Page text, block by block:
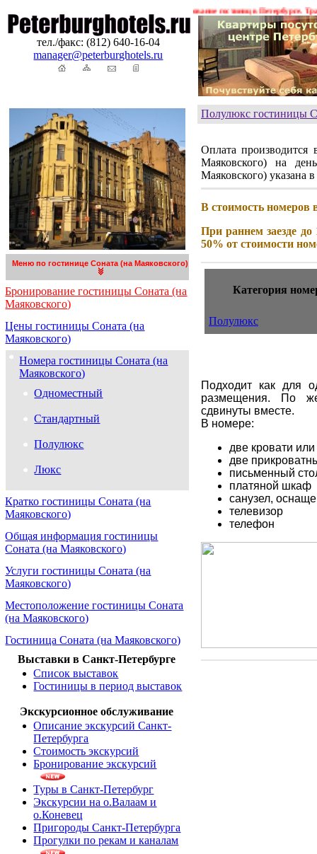
тел./факс: (812) 640-16-04
manager@peterburghotels.ru
Гостиницы Санкт-Петербурга. Бронирование гостиниц в Петербурге.
Меню по гостинице Соната (на Маяковского)
Бронирование гостиницы Соната (на
Маяковского)
Цены гостиницы Соната (на
Маяковского)
Номера гостиницы Соната (на
Маяковского)
Одноместный
Стандартный
Полулюкс
Люкс
Кратко гостиницы Соната (на
Маяковского)
Общая информация гостиницы
Соната (на Маяковского)
Услуги гостиницы Соната (на
Маяковского)
Местоположение гостиницы Соната
(на Маяковского)
Гостиница Соната (на Маяковского)
Выставки в Санкт-Петербурге
Список выставок
Гостиницы в период выставок
Экскурсионное обслуживание
Описание экскурсий Санкт-
Петербурга
Стоимость экскурсий
Бронирование экскурсий
Туры в Санкт-Петербург
Экскурсии на о.Валаам и
о.Коневец
Пригороды Санкт-Петербурга
Прогулки по рекам и каналам
Полулюкс гостиницы
Оплата
Маяковского) на
Маяковского) указана
В стоимость номеров
При раннем заезде до
50% от стоимости
Категория
Полулюкс
Подходит как для
размещения. По
сдвинуты вместе.
В номере:
две кровати
две
письменный
платяной шкаф
санузел,
телевизор
телефон